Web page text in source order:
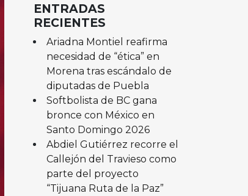
ENTRADAS
RECIENTES
Ariadna Montiel reafirma
necesidad de “ética” en
Morena tras escándalo de
diputadas de Puebla
Softbolista de BC gana
bronce con México en
Santo Domingo 2026
Abdiel Gutiérrez recorre el
Callejón del Travieso como
parte del proyecto
“Tijuana Ruta de la Paz”